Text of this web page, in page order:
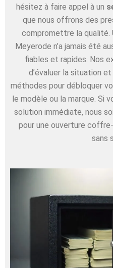
hésitez à faire appel à un
que nous offrons des
compromettre la
Meyerode n’a jamais été
fiables et rapides. Nos
d’évaluer la situation
méthodes pour débloquer
le modèle ou la marque. Si
solution immédiate, nous
pour une ouverture
sans